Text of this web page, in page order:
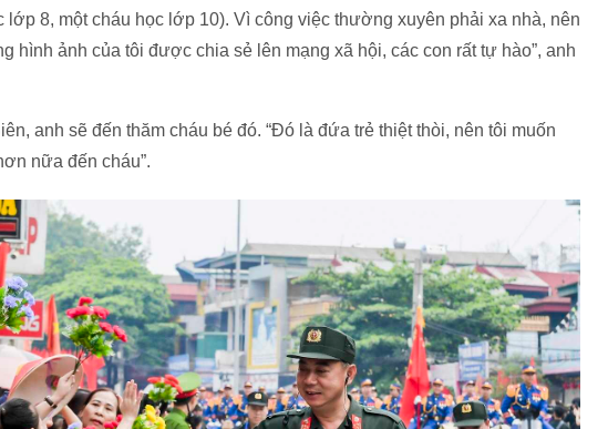
lớp 8, một cháu học lớp 10). Vì công việc thường xuyên phải xa nhà, nên
hình ảnh của tôi được chia sẻ lên mạng xã hội, các con rất tự hào”, anh
anh sẽ đến thăm cháu bé đó. “Đó là đứa trẻ thiệt thòi, nên tôi muốn
nữa đến cháu”.